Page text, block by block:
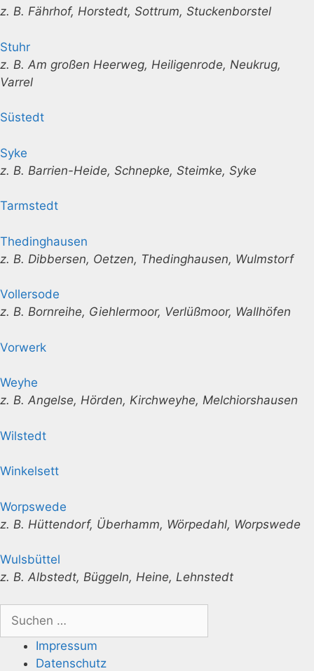
z. B. Fährhof, Horstedt, Sottrum, Stuckenborstel
Stuhr
z. B. Am großen Heerweg, Heiligenrode, Neukrug,
Varrel
Süstedt
Syke
z. B. Barrien-Heide, Schnepke, Steimke, Syke
Tarmstedt
Thedinghausen
z. B. Dibbersen, Oetzen, Thedinghausen, Wulmstorf
Vollersode
z. B. Bornreihe, Giehlermoor, Verlüßmoor, Wallhöfen
Vorwerk
Weyhe
z. B. Angelse, Hörden, Kirchweyhe, Melchiorshausen
Wilstedt
Winkelsett
Worpswede
z. B. Hüttendorf, Überhamm, Wörpedahl, Worpswede
Wulsbüttel
z. B. Albstedt, Büggeln, Heine, Lehnstedt
nach:
Impressum
Datenschutz